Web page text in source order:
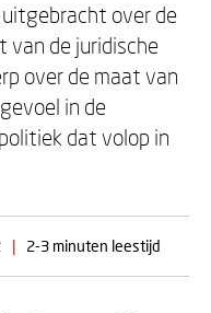
over de
van de juridische
over de maat van
in de
dat volop in
| 2-3 minuten leestijd